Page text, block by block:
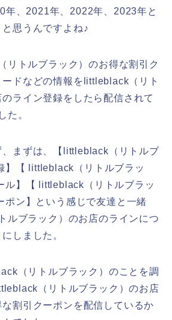
年、2021年、2022年、2023年と
思うんですよね♪
リトルブラック）のお得な割引ク
ドなどの情報をlittleblack（リト
ライン登録をしたら配信されて
た。
、まずは、【littleblack（リトルブ
】【 littleblack（リトルブラッ
ル】【 littleblack（リトルブラッ
ポン】という感じで友達と一緒
ルブラック）のお店のラインにつ
しました。
（リトルブラック）のことを調
（リトルブラック）のお店
割引クーポンを配信しているか